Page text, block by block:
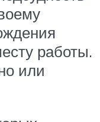
работы.
или